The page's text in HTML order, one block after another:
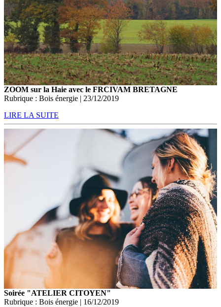
ZOOM sur la Haie avec le FRCIVAM BRETAGNE
Rubrique : Bois énergie | 23/12/2019
LIRE LA SUITE
Soirée "ATELIER CITOYEN"
Rubrique : Bois énergie | 16/12/2019